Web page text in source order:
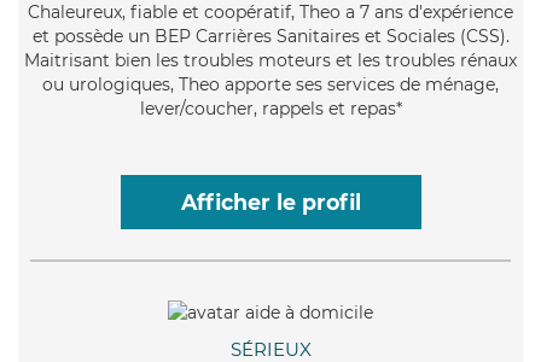
Chaleureux, fiable et coopératif, Theo a 7 ans d'expérience
et possède un BEP Carrières Sanitaires et Sociales (CSS).
Maitrisant bien les troubles moteurs et les troubles rénaux
ou urologiques, Theo apporte ses services de ménage,
lever/coucher, rappels et repas*
Afficher le profil
SÉRIEUX